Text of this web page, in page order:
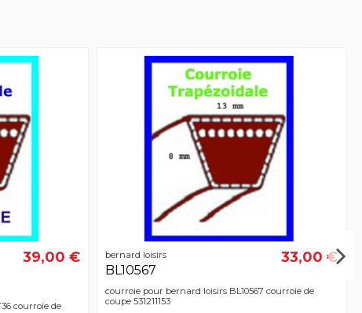
39,00 €
courroie de
bernard loisirs
BL10567
33,00 €
courroie pour bernard loisirs BL10567 courroie de
coupe 531211153